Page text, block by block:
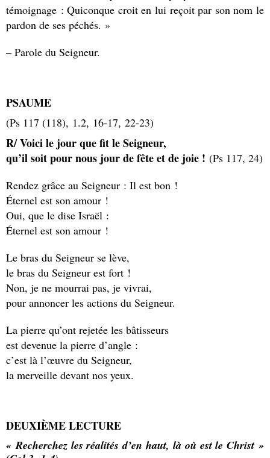
témoignage : Quiconque croit en lui reçoit par son nom le
pardon de ses péchés. »
– Parole du Seigneur.
PSAUME
(Ps 117 (118), 1.2, 16-17, 22-23)
R/ Voici le jour que fit le Seigneur,
qu’il soit pour nous jour de fête et de joie ! (Ps 117, 24)
Rendez grâce au Seigneur : Il est bon !
Éternel est son amour !
Oui, que le dise Israël :
Éternel est son amour !
Le bras du Seigneur se lève,
le bras du Seigneur est fort !
Non, je ne mourrai pas, je vivrai,
pour annoncer les actions du Seigneur.
La pierre qu’ont rejetée les bâtisseurs
est devenue la pierre d’angle :
c’est là l’œuvre du Seigneur,
la merveille devant nos yeux.
DEUXIÈME LECTURE
« Recherchez les réalités d’en haut, là où est le Christ »